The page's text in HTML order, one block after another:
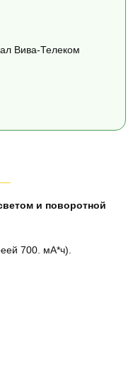
Вива-Телеком
и поворотной
700. мА*ч).